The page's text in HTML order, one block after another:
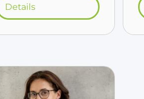
Details